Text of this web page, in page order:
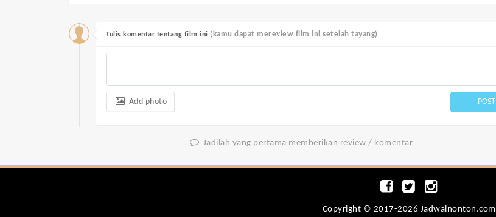
Tulis komentar tentang film ini (kamu dapat mereview film ini setelah tayang)
Add photo POST
Jadilah yang pertama memberikan review / komentar
Copyright © 2017-2026 Jadwalnonton.com